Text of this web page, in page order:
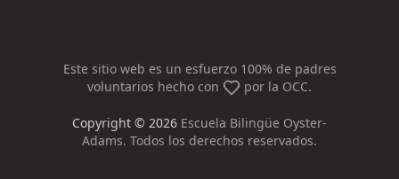
Este sitio web es un esfuerzo 100% de padres
voluntarios hecho con
por la OCC.
Copyright © 2026 Escuela Bilingüe Oyster-
Adams. Todos los derechos reservados.